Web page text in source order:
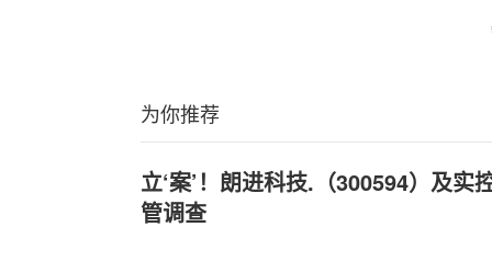
为你推荐
立‘案’！朗进科技.（300594）及实
管调查